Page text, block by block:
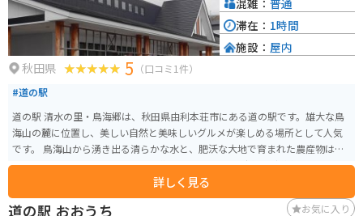
秋田県 5 （口コミ1件）
#道の駅
道の駅 清水の里・鳥海郷は、秋田県由利本荘市にある道の駅です。雄大な鳥
海山の麓に位置し、美しい自然と美味しいグルメが楽しめる場所として人気
です。 鳥海山から湧き出る清らかな水と、肥沃な大地で育まれた農産物は、
この地域ならではの味わいです。道の駅では、地元で採れた新鮮な野菜や果
物が販売されているほか、鳥海高原産の牛乳を使ったソフトクリームやジェ
ラートもおすすめです。 また、併設されている「農産物直売所」では、地元
詳しく見る
滞在： 1時間
施設： 屋内
道の駅 おおうち お気に入り